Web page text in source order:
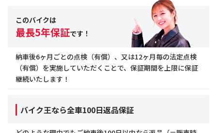
このバイクは
最長5年保証です！
納車後6ヶ月ごとの点検（有償）、又は12ヶ月毎の法定点検
（有償）を実施していただくことで、保証期間を上限に保証
継続いたします！
バイク王なら全車100日返品保証